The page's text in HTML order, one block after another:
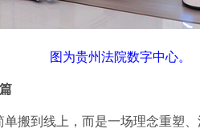
图为贵州法院数字中心。
搬到线上，而是一场理念重塑